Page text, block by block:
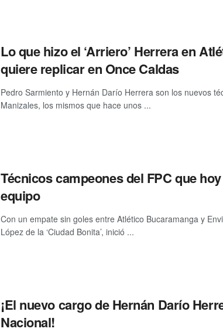
Lo que hizo el ‘Arriero’ Herrera en
quiere replicar en Once Caldas
Pedro Sarmiento y Hernán Darío Herrera son los nuevos
Manizales, los mismos que hace unos ...
Técnicos campeones del FPC que
equipo
Con un empate sin goles entre Atlético Bucaramanga y
López de la ‘Ciudad Bonita’, inició ...
¡El nuevo cargo de Hernán Darío
Nacional!